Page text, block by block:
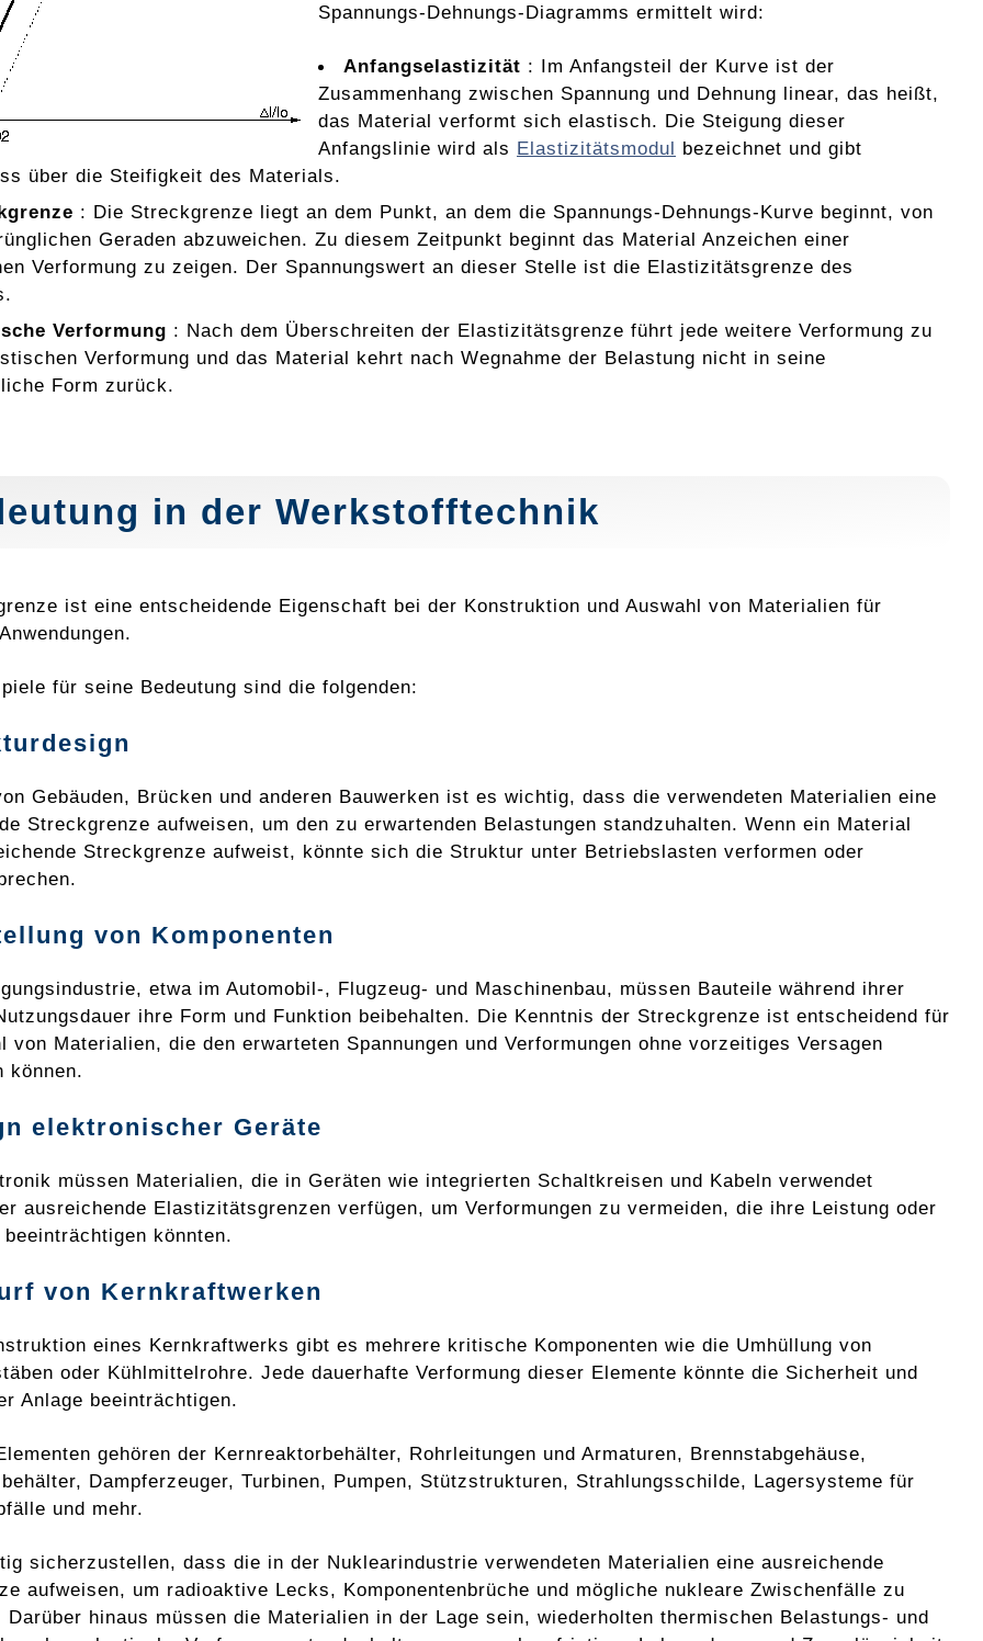
Spannungs-Dehnungs-Diagramms ermittelt wird:
Anfangselastizität : Im Anfangsteil der Kurve ist der
Zusammenhang zwischen Spannung und Dehnung linear, das heißt,
das Material verformt sich elastisch. Die Steigung dieser
Anfangslinie wird als Elastizitätsmodul bezeichnet und gibt
über die Steifigkeit des Materials.
: Die Streckgrenze liegt an dem Punkt, an dem die Spannungs-Dehnungs-Kurve beginnt, von
Geraden abzuweichen. Zu diesem Zeitpunkt beginnt das Material Anzeichen einer
Verformung zu zeigen. Der Spannungswert an dieser Stelle ist die Elastizitätsgrenze des
Verformung : Nach dem Überschreiten der Elastizitätsgrenze führt jede weitere Verformung zu
Verformung und das Material kehrt nach Wegnahme der Belastung nicht in seine
Form zurück.
in der Werkstofftechnik
ist eine entscheidende Eigenschaft bei der Konstruktion und Auswahl von Materialien für
für seine Bedeutung sind die folgenden:
Gebäuden, Brücken und anderen Bauwerken ist es wichtig, dass die verwendeten Materialien eine
Streckgrenze aufweisen, um den zu erwartenden Belastungen standzuhalten. Wenn ein Material
Streckgrenze aufweist, könnte sich die Struktur unter Betriebslasten verformen oder
von Komponenten
etwa im Automobil-, Flugzeug- und Maschinenbau, müssen Bauteile während ihrer
ihre Form und Funktion beibehalten. Die Kenntnis der Streckgrenze ist entscheidend für
von Materialien, die den erwarteten Spannungen und Verformungen ohne vorzeitiges Versagen
können.
elektronischer Geräte
müssen Materialien, die in Geräten wie integrierten Schaltkreisen und Kabeln verwendet
ausreichende Elastizitätsgrenzen verfügen, um Verformungen zu vermeiden, die ihre Leistung oder
könnten.
von Kernkraftwerken
eines Kernkraftwerks gibt es mehrere kritische Komponenten wie die Umhüllung von
oder Kühlmittelrohre. Jede dauerhafte Verformung dieser Elemente könnte die Sicherheit und
Anlage beeinträchtigen.
gehören der Kernreaktorbehälter, Rohrleitungen und Armaturen, Brennstabgehäuse,
Dampferzeuger, Turbinen, Pumpen, Stützstrukturen, Strahlungsschilde, Lagersysteme für
und mehr.
sicherzustellen, dass die in der Nuklearindustrie verwendeten Materialien eine ausreichende
aufweisen, um radioaktive Lecks, Komponentenbrüche und mögliche nukleare Zwischenfälle zu
Darüber hinaus müssen die Materialien in der Lage sein, wiederholten thermischen Belastungs- und